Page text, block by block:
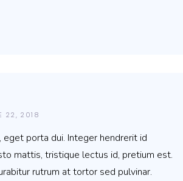
22, 2018
eget porta dui. Integer hendrerit id
mattis, tristique lectus id, pretium est.
rutrum at tortor sed pulvinar.